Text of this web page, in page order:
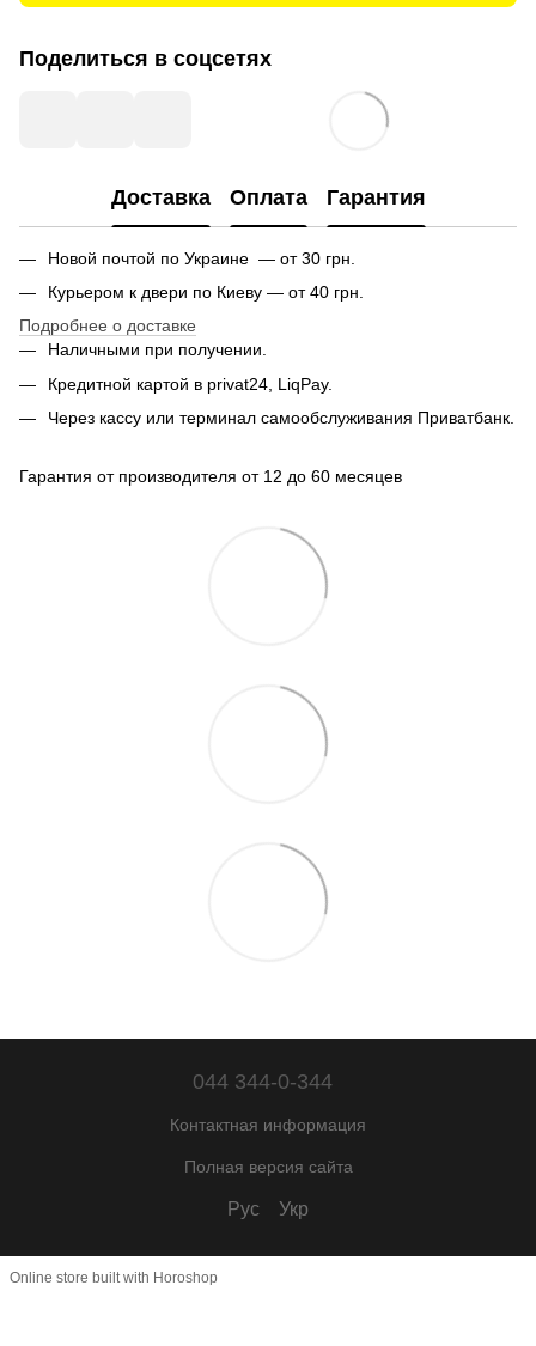
Поделиться в соцсетях
Доставка Оплата Гарантия
Новой почтой по Украине — от 30 грн.
Курьером к двери по Киеву — от 40 грн.
Подробнее о доставке
Наличными при получении.
Кредитной картой в privat24, LiqPay.
Через кассу или терминал самообслуживания Приватбанк.
Гарантия от производителя от 12 до 60 месяцев
044 344-0-344
Контактная информация
Полная версия сайта
Рус Укр
Online store built with Horoshop